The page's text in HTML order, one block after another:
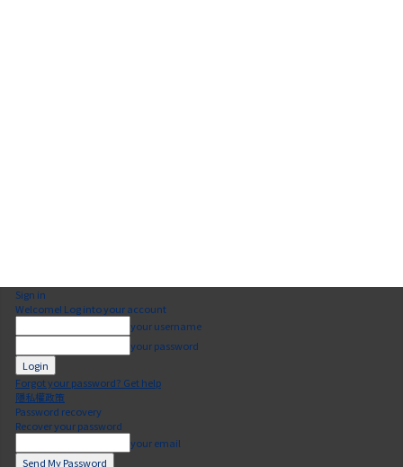
Sign in
Welcome! Log into your account
your username
your password
Forgot your password? Get help
隱私權政策
Password recovery
Recover your password
your email